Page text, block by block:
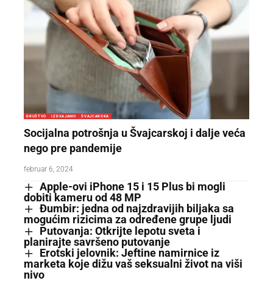
DRUŠTVO IZDVAJAMO ŠVAJCARSKA
Socijalna potrošnja u Švajcarskoj i dalje veća
nego pre pandemije
februar 6, 2024
Apple-ovi iPhone 15 i 15 Plus bi mogli
dobiti kameru od 48 MP
Đumbir: jedna od najzdravijih biljaka sa
mogućim rizicima za određene grupe ljudi
Putovanja: Otkrijte lepotu sveta i
planirajte savršeno putovanje
Erotski jelovnik: Jeftine namirnice iz
marketa koje dižu vaš seksualni život na viši
nivo